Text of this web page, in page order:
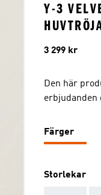
Y-3
Pris
3 299 kr
Den här
erbjudanden
Färger
Storlekar